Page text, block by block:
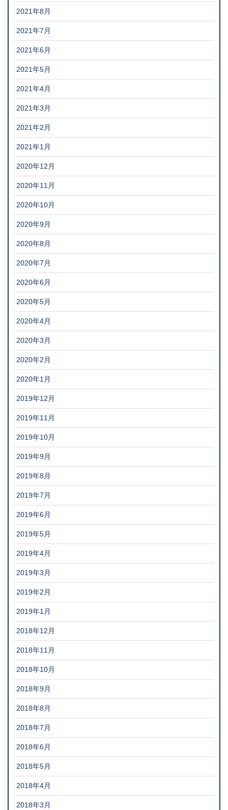
2021年8月
2021年7月
2021年6月
2021年5月
2021年4月
2021年3月
2021年2月
2021年1月
2020年12月
2020年11月
2020年10月
2020年9月
2020年8月
2020年7月
2020年6月
2020年5月
2020年4月
2020年3月
2020年2月
2020年1月
2019年12月
2019年11月
2019年10月
2019年9月
2019年8月
2019年7月
2019年6月
2019年5月
2019年4月
2019年3月
2019年2月
2019年1月
2018年12月
2018年11月
2018年10月
2018年9月
2018年8月
2018年7月
2018年6月
2018年5月
2018年4月
2018年3月